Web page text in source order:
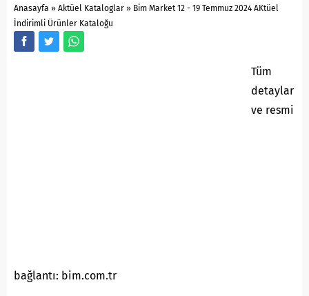
Anasayfa » Aktüel Kataloglar » Bim Market 12 - 19 Temmuz 2024 AKtüel
İndirimli Ürünler Kataloğu
Tüm
detaylar
ve resmi
bağlantı: bim.com.tr